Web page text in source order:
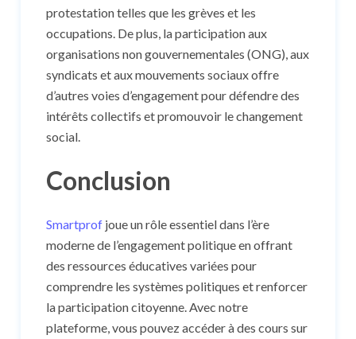
protestation telles que les grèves et les
occupations. De plus, la participation aux
organisations non gouvernementales (ONG), aux
syndicats et aux mouvements sociaux offre
d’autres voies d’engagement pour défendre des
intérêts collectifs et promouvoir le changement
social.
Conclusion
Smartprof joue un rôle essentiel dans l’ère
moderne de l’engagement politique en offrant
des ressources éducatives variées pour
comprendre les systèmes politiques et renforcer
la participation citoyenne. Avec notre
plateforme, vous pouvez accéder à des cours sur